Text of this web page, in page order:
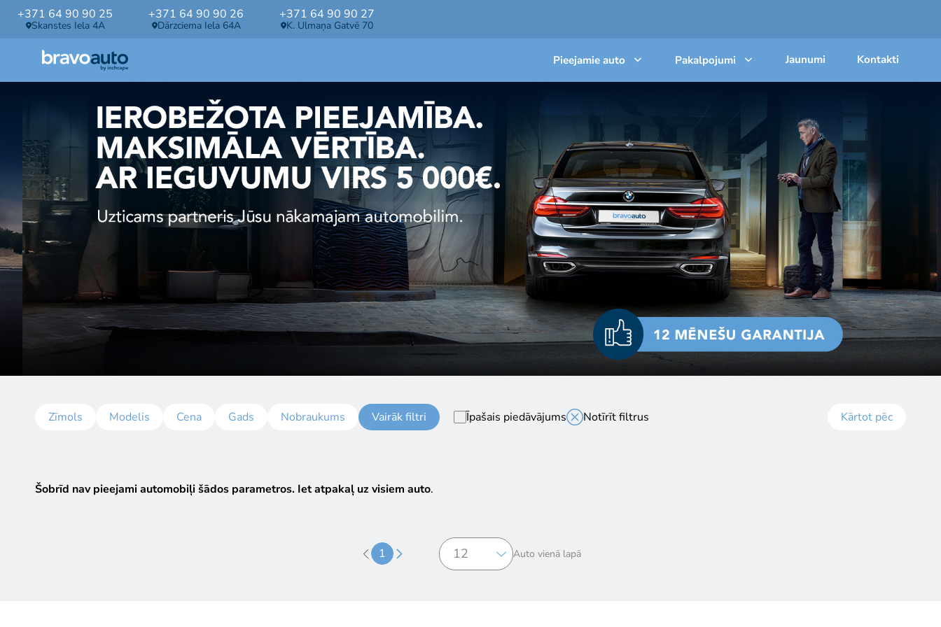
+371 64 90 90 25
Skanstes Iela 4A
+371 64 90 90 26
Dārzciema Iela 64A
+371 64 90 90 27
K. Ulmaņa Gatvē 70
Pieejamie auto Pakalpojumi Jaunumi Kontakti
Zīmols Modelis Cena Gads Nobraukums Vairāk filtri Īpašais piedāvājums Notīrīt filtrus Kārtot pēc
Šobrīd nav pieejami automobiļi šādos parametros. Iet atpakaļ uz visiem auto.
1 Auto vienā lapā